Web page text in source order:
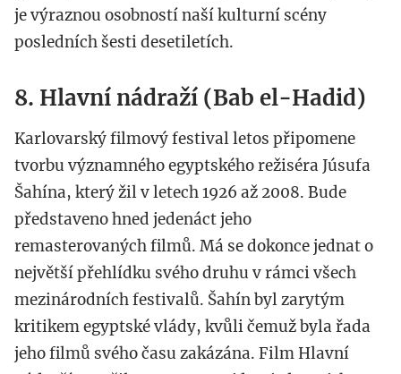
je výraznou osobností naší kulturní scény
posledních šesti desetiletích.
8. Hlavní nádraží (Bab el-Hadid)
Karlovarský filmový festival letos připomene
tvorbu významného egyptského režiséra Júsufa
Šahína, který žil v letech 1926 až 2008. Bude
představeno hned jedenáct jeho
remasterovaných filmů. Má se dokonce jednat o
největší přehlídku svého druhu v rámci všech
mezinárodních festivalů. Šahín byl zarytým
kritikem egyptské vlády, kvůli čemuž byla řada
jeho filmů svého času zakázána. Film Hlavní